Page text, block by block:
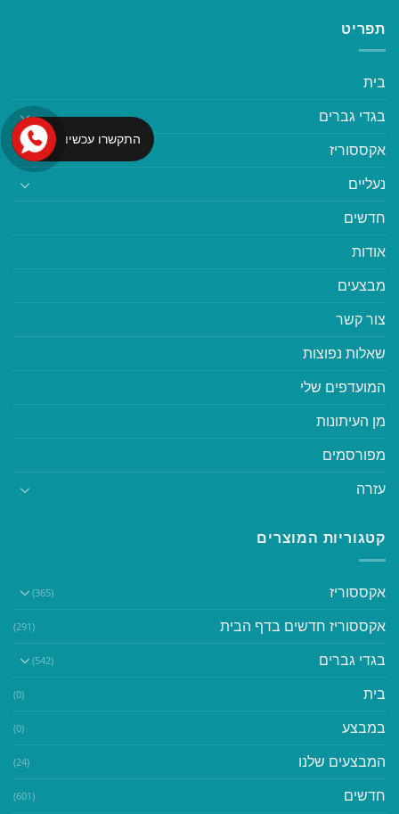
תפריט
בית
בגדי גברים
אקססוריז
נעליים
חדשים
אודות
מבצעים
צור קשר
שאלות נפוצות
המועדפים שלי
מן העיתונות
מפורסמים
עזרה
קטגוריות המוצרים
אקססוריז (365)
אקססוריז חדשים בדף הבית (291)
בגדי גברים (542)
בית (0)
במבצע (0)
המבצעים שלנו (24)
חדשים (601)
התקשרו עכשיו